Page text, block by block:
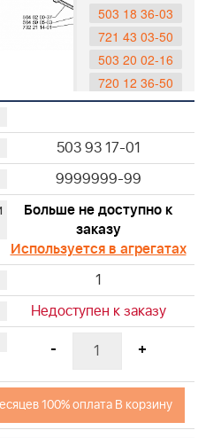
503 18 36-03
721 43 03-50
503 20 02-16
720 12 36-50
735 31 08-20
501 87 53-01
503 21 28-10
503 18 96-01
506 08 31-01
732 21 14-01
504 59 05-03
504 02 00-37
506 01 31-01
506 08 59-02
503 21 28-10
506 08 32-01
503 21 28-10
506 08 33-01
503 93 17-01
9999999-99
Больше не доступно к
заказу
Используется в агрегатах
1
Недоступен к заказу
-
+
100% оплата В корзину